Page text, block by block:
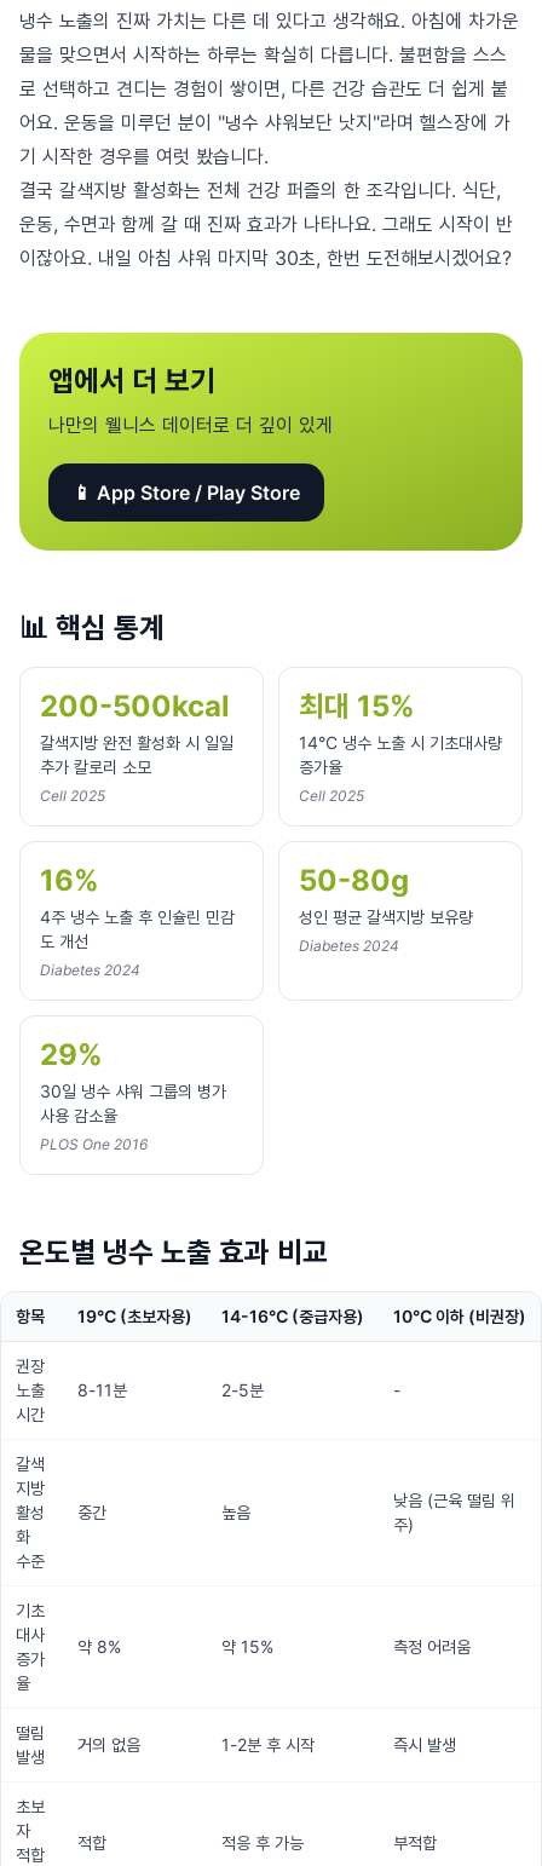
냉수 노출의 진짜 가치는 다른 데 있다고 생각해요. 아침에 차가운
물을 맞으면서 시작하는 하루는 확실히 다릅니다. 불편함을 스스
로 선택하고 견디는 경험이 쌓이면, 다른 건강 습관도 더 쉽게 붙
어요. 운동을 미루던 분이 "냉수 샤워보단 낫지"라며 헬스장에 가
기 시작한 경우를 여럿 봤습니다.
결국 갈색지방 활성화는 전체 건강 퍼즐의 한 조각입니다. 식단,
운동, 수면과 함께 갈 때 진짜 효과가 나타나요. 그래도 시작이 반
이잖아요. 내일 아침 샤워 마지막 30초, 한번 도전해보시겠어요?
앱에서 더 보기
나만의 웰니스 데이터로 더 깊이 있게
📱 App Store / Play Store
📊 핵심 통계
200-500kcal
갈색지방 완전 활성화 시 일일
추가 칼로리 소모
Cell 2025
최대 15%
14°C 냉수 노출 시 기초대사량
증가율
Cell 2025
16%
4주 냉수 노출 후 인슐린 민감
도 개선
Diabetes 2024
50-80g
성인 평균 갈색지방 보유량
Diabetes 2024
29%
30일 냉수 샤워 그룹의 병가
사용 감소율
PLOS One 2016
온도별 냉수 노출 효과 비교
항목 19°C (초보자용) 14-16°C (중급자용) 10°C 이하 (비권장)
권장
노출
시간
8-11분 2-5분 -
갈색
지방
활성
화
수준
중간 높음
낮음 (근육 떨림 위
주)
기초
대사
증가
율
약 8% 약 15% 측정 어려움
떨림
발생
거의 없음 1-2분 후 시작 즉시 발생
초보
자
적합
적합 적응 후 가능 부적합